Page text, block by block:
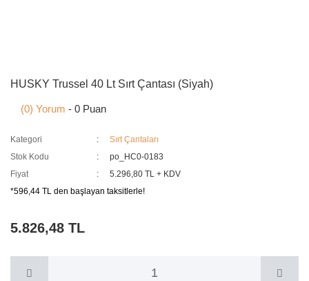
HUSKY Trussel 40 Lt Sırt Çantası (Siyah)
(0) Yorum - 0 Puan
Kategori
Sırt Çantaları
Stok Kodu
po_HC0-0183
Fiyat
5.296,80 TL + KDV
*596,44 TL den başlayan taksitlerle!
5.826,48 TL